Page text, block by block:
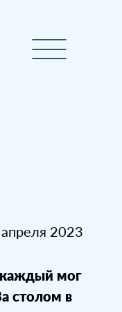
2023
каждый мог
столом в